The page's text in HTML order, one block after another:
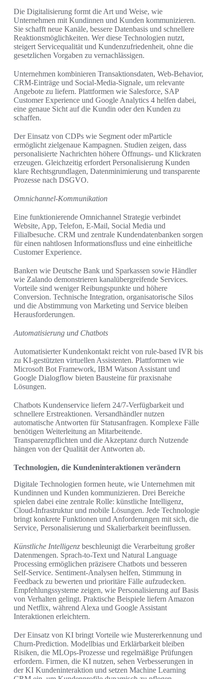
Die Digitalisierung formt die Art und Weise, wie
Unternehmen mit Kundinnen und Kunden kommunizieren.
Sie schafft neue Kanäle, bessere Datenbasis und schnellere
Reaktionsmöglichkeiten. Wer diese Technologien nutzt,
steigert Servicequalität und Kundenzufriedenheit, ohne die
gesetzlichen Vorgaben zu vernachlässigen.
Unternehmen kombinieren Transaktionsdaten, Web‑Behavior,
CRM‑Einträge und Social‑Media‑Signale, um relevante
Angebote zu liefern. Plattformen wie Salesforce, SAP
Customer Experience und Google Analytics 4 helfen dabei,
eine genaue Sicht auf die Kundin oder den Kunden zu
schaffen.
Der Einsatz von CDPs wie Segment oder mParticle
ermöglicht zielgenaue Kampagnen. Studien zeigen, dass
personalisierte Nachrichten höhere Öffnungs‑ und Klickraten
erzeugen. Gleichzeitig erfordert Personalisierung Kunden
klare Rechtsgrundlagen, Datenminimierung und transparente
Prozesse nach DSGVO.
Omnichannel-Kommunikation
Eine funktionierende Omnichannel Strategie verbindet
Website, App, Telefon, E‑Mail, Social Media und
Filialbesuche. CRM und zentrale Kundendatenbanken sorgen
für einen nahtlosen Informationsfluss und eine einheitliche
Customer Experience.
Banken wie Deutsche Bank und Sparkassen sowie Händler
wie Zalando demonstrieren kanalübergreifende Services.
Vorteile sind weniger Reibungspunkte und höhere
Conversion. Technische Integration, organisatorische Silos
und die Abstimmung von Marketing und Service bleiben
Herausforderungen.
Automatisierung und Chatbots
Automatisierter Kundenkontakt reicht von rule‑based IVR bis
zu KI‑gestützten virtuellen Assistenten. Plattformen wie
Microsoft Bot Framework, IBM Watson Assistant und
Google Dialogflow bieten Bausteine für praxisnahe
Lösungen.
Chatbots Kundenservice liefern 24/7‑Verfügbarkeit und
schnellere Erstreaktionen. Versandhändler nutzen
automatische Antworten für Statusanfragen. Komplexe Fälle
benötigen Weiterleitung an Mitarbeitende.
Transparenzpflichten und die Akzeptanz durch Nutzende
hängen von der Qualität der Antworten ab.
Technologien, die Kundeninteraktionen verändern
Digitale Technologien formen heute, wie Unternehmen mit
Kundinnen und Kunden kommunizieren. Drei Bereiche
spielen dabei eine zentrale Rolle: künstliche Intelligenz,
Cloud‑Infrastruktur und mobile Lösungen. Jede Technologie
bringt konkrete Funktionen und Anforderungen mit sich, die
Service, Personalisierung und Skalierbarkeit beeinflussen.
Künstliche Intelligenz beschleunigt die Verarbeitung großer
Datenmengen. Sprach‑to‑Text und Natural Language
Processing ermöglichen präzisere Chatbots und besseren
Self‑Service. Sentiment‑Analysen helfen, Stimmung in
Feedback zu bewerten und prioritäre Fälle aufzudecken.
Empfehlungssysteme zeigen, wie Personalisierung auf Basis
von Verhalten gelingt. Praktische Beispiele liefern Amazon
und Netflix, während Alexa und Google Assistant
Interaktionen erleichtern.
Der Einsatz von KI bringt Vorteile wie Mustererkennung und
Churn‑Prediction. Modellbias und Erklärbarkeit bleiben
Risiken, die MLOps‑Prozesse und regelmäßige Prüfungen
erfordern. Firmen, die KI nutzen, sehen Verbesserungen in
der KI Kundeninteraktion und setzen Machine Learning